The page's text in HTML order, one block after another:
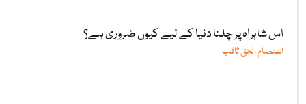
اس شاہراہ پر چلنا دنیا کے لیے کیوں ضروری ہے؟
اعتصام الحق ثاقب